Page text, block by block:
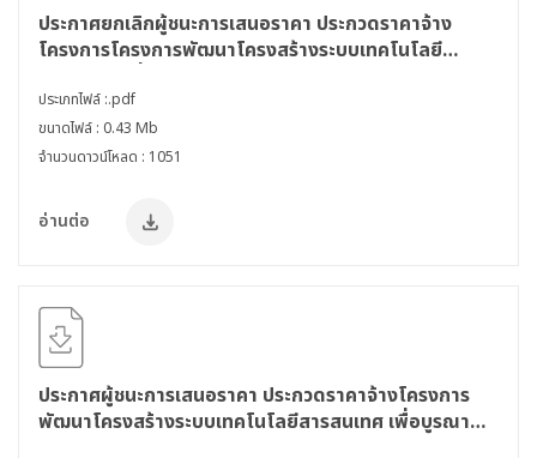
ประกาศยกเลิกผู้ชนะการเสนอราคา ประกวดราคาจ้าง
โครงการโครงการพัฒนาโครงสร้างระบบเทคโนโลยี
(Front & Back Office) ประจำปีงบประมาณ พ.ศ. 2563 -
2565 ด้วยวิธีประกวดราคาอิเล็กทรอนิกส์ (e-bidding)
(ครั้งที่ 2)
ประเภทไฟล์ :.pdf
ขนาดไฟล์ : 0.43 Mb
จำนวนดาวน์โหลด : 1051
อ่านต่อ
ประกาศผู้ชนะการเสนอราคา ประกวดราคาจ้างโครงการ
พัฒนาโครงสร้างระบบเทคโนโลยีสารสนเทศ เพื่อบูรณา